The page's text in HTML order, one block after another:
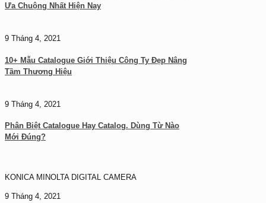
Ưa Chuộng Nhất Hiện Nay
9 Tháng 4, 2021
10+ Mẫu Catalogue Giới Thiệu Công Ty Đẹp Nâng
Tầm Thương Hiệu
9 Tháng 4, 2021
Phân Biệt Catalogue Hay Catalog. Dùng Từ Nào
Mới Đúng?
KONICA MINOLTA DIGITAL CAMERA
9 Tháng 4, 2021